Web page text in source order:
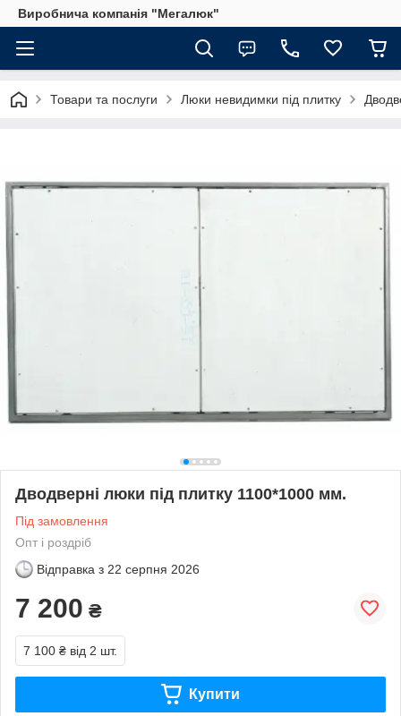
Виробнича компанія "Мегалюк"
Товари та послуги Люки невидимки під плитку
Дводверні люки під плитку 1100*1000 мм.
Під замовлення
Опт і роздріб
Відправка з 22 серпня 2026
7 200 ₴
7 100 ₴ від 2 шт.
Купити